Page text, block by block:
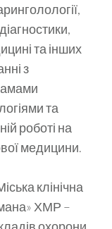
та інших
з
та
роботі на
медицини.
клінічна
ХМР –
охорони